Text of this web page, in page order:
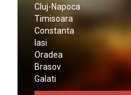
Cluj-Napoca
Timisoara
Constanta
Iasi
Oradea
Brasov
Galati